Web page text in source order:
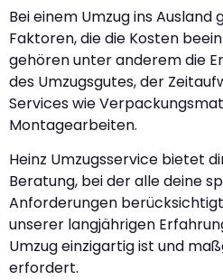
Bei einem Umzug ins
Faktoren, die die Kosten
gehören unter anderem die
des Umzugsgutes, der
Services wie
Montagearbeiten.
Heinz Umzugsservice bietet
Beratung, bei der alle deine
Anforderungen
unserer langjährigen
Umzug einzigartig ist und
erfordert.